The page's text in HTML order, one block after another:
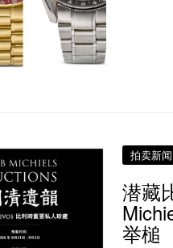
拍卖新闻
潜藏
举槌